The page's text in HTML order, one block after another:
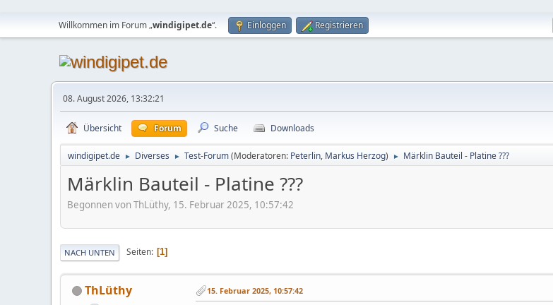
Willkommen im Forum „windigipet.de“. Einloggen Registrieren
08. August 2026, 13:32:21
Übersicht Forum Suche Downloads
windigipet.de ► Diverses ► Test-Forum(Moderatoren: Peterlin, Markus Herzog) ► Märklin Bauteil - Platine ???
Märklin Bauteil - Platine ???
Begonnen von ThLüthy, 15. Februar 2025, 10:57:42
NACH UNTEN Seiten 1
ThLüthy 15. Februar 2025, 10:57:42